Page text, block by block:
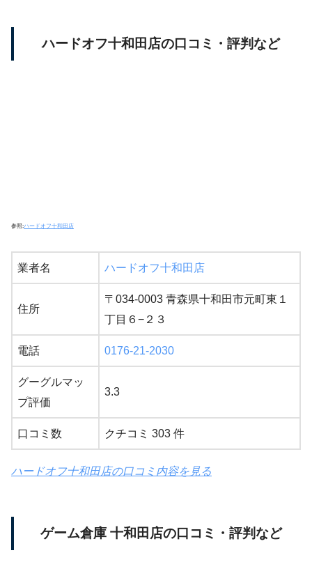
ハードオフ十和田店の口コミ・評判など
参照:ハードオフ十和田店
業者名 ハードオフ十和田店
住所
〒034-0003 青森県十和田市元町東１
丁目６−２３
電話 0176-21-2030
グーグルマッ
プ評価
3.3
口コミ数 クチコミ 303 件
ハードオフ十和田店の口コミ内容を見る
ゲーム倉庫 十和田店の口コミ・評判など